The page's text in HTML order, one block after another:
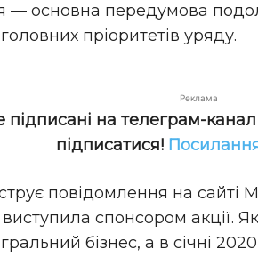
— основна передумова
пріоритетів уряду.
Реклама
підписані на телеграм-
підписатися!
повідомлення на сайті
спонсором акції.
бізнес, а в січні